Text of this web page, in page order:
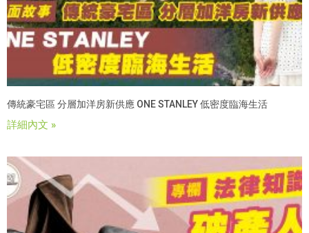
傳統豪宅區 分層加洋房新供應 ONE STANLEY 低密度臨海生活
詳細內文 »